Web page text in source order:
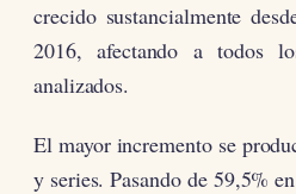
crecido sustancialmente
2016, afectando a todos
analizados.
El mayor incremento se
y series. Pasando de 59,5%